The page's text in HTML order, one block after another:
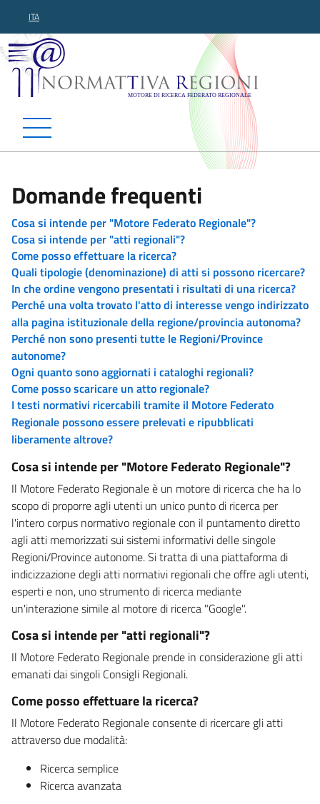
ITA
Normattiva Regioni -
Domande frequenti
Cosa si intende per "Motore Federato Regionale"?
Cosa si intende per "atti regionali"?
Come posso effettuare la ricerca?
Quali tipologie (denominazione) di atti si possono ricercare?
In che ordine vengono presentati i risultati di una ricerca?
Perché una volta trovato l'atto di interesse vengo indirizzato
alla pagina istituzionale della regione/provincia autonoma?
Perché non sono presenti tutte le Regioni/Province
autonome?
Ogni quanto sono aggiornati i cataloghi regionali?
Come posso scaricare un atto regionale?
I testi normativi ricercabili tramite il Motore Federato
Regionale possono essere prelevati e ripubblicati
liberamente altrove?
Cosa si intende per "Motore Federato Regionale"?
Il Motore Federato Regionale è un motore di ricerca che ha lo
scopo di proporre agli utenti un unico punto di ricerca per
l'intero corpus normativo regionale con il puntamento diretto
agli atti memorizzati sui sistemi informativi delle singole
Regioni/Province autonome. Si tratta di una piattaforma di
indicizzazione degli atti normativi regionali che offre agli utenti,
esperti e non, uno strumento di ricerca mediante
un'interazione simile al motore di ricerca "Google".
Cosa si intende per "atti regionali"?
Il Motore Federato Regionale prende in considerazione gli atti
emanati dai singoli Consigli Regionali.
Come posso effettuare la ricerca?
Il Motore Federato Regionale consente di ricercare gli atti
attraverso due modalità:
Ricerca semplice
Ricerca avanzata